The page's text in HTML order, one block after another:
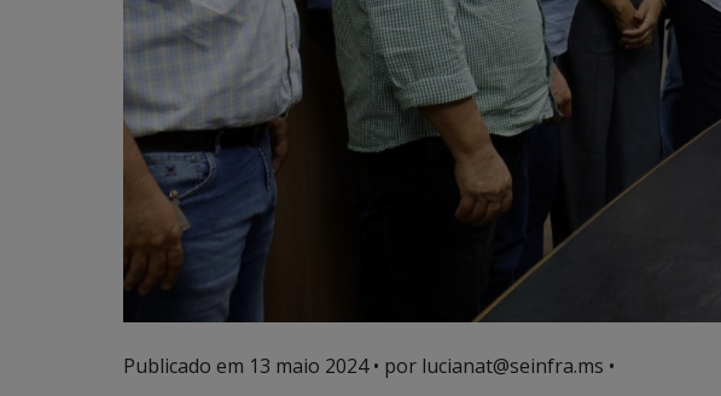
Publicado em 13 maio 2024• por lucianat@seinfra.ms •